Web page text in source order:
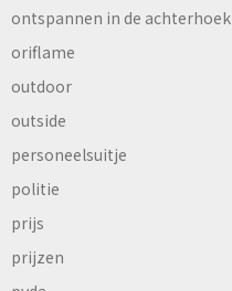
ontspannen in de achterhoek
oriflame
outdoor
outside
personeelsuitje
politie
prijs
prijzen